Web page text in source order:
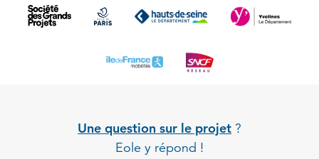
Une question sur le projet ?
Eole y répond !